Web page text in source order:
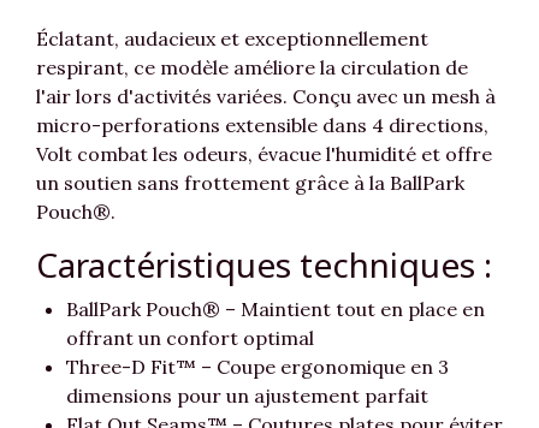
Éclatant, audacieux et exceptionnellement
respirant, ce modèle améliore la circulation de
l'air lors d'activités variées. Conçu avec un mesh à
micro-perforations extensible dans 4 directions,
Volt combat les odeurs, évacue l'humidité et offre
un soutien sans frottement grâce à la BallPark
Pouch®.
Caractéristiques techniques :
BallPark Pouch® – Maintient tout en place en
offrant un confort optimal
Three-D Fit™ – Coupe ergonomique en 3
dimensions pour un ajustement parfait